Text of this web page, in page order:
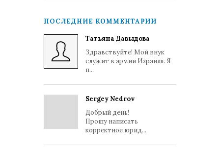
ПОСЛЕДНИЕ КОММЕНТАРИИ
Татьяна Давыдова
Здравствуйте! Мой внук
служит в армии Израиля. Я
п...
Sergey Nedrov
Добрый день!
Прошу написать
корректное юрид...